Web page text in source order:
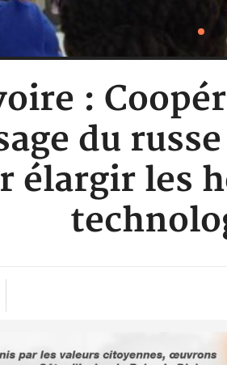
:
du
élargir les